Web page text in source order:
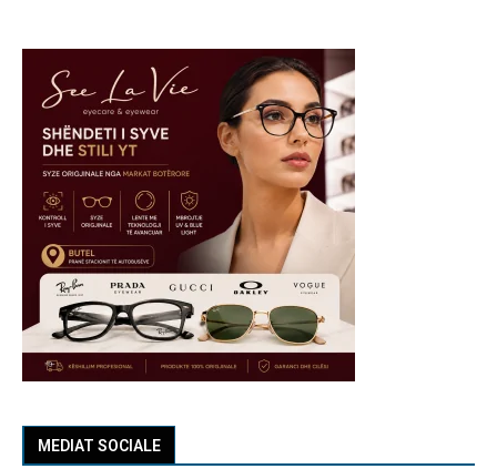
MEDIAT SOCIALE